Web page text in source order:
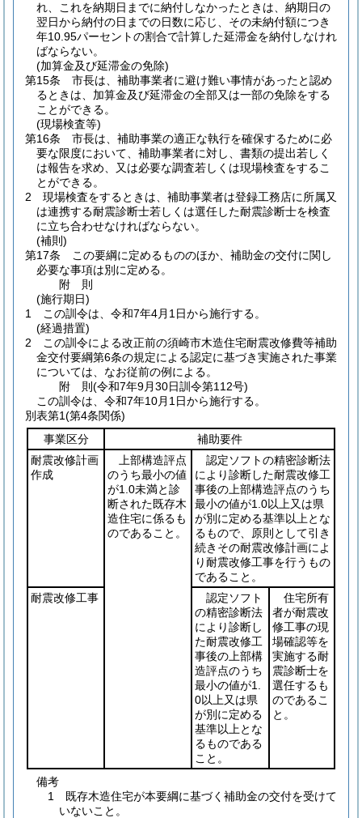
れ、これを納期日までに納付しなかったときは、納期日の
翌日から納付の日までの日数に応じ、その未納付額につき
年10.95パーセントの割合で計算した延滞金を納付しなけれ
ばならない。
(加算金及び延滞金の免除)
第15条
市長は、補助事業者に避け難い事情があったと認め
るときは、加算金及び延滞金の全部又は一部の免除をする
ことができる。
(現場検査等)
第16条
市長は、補助事業の適正な執行を確保するために必
要な限度において、補助事業者に対し、書類の提出若しく
は報告を求め、又は必要な調査若しくは現場検査をするこ
とができる。
2
現場検査をするときは、補助事業者は登録工務店に所属又
は連携する耐震診断士若しくは選任した耐震診断士を検査
に立ち合わせなければならない。
(補則)
第17条
この要綱に定めるもののほか、補助金の交付に関し
必要な事項は別に定める。
附 則
(施行期日)
1
この訓令は、令和7年4月1日から施行する。
(経過措置)
2
この訓令による改正前の須崎市木造住宅耐震改修費等補助
金交付要綱第6条の規定による認定に基づき実施された事業
については、なお従前の例による。
附 則(令和7年9月30日訓令第112号)
この訓令は、令和7年10月1日から施行する。
別表第1(第4条関係)
事業区分
補助要件
耐震改修計画
作成
上部構造評点
のうち最小の値
が1.0未満と診
断された既存木
造住宅に係るも
のであること。
認定ソフトの精密診断法
により診断した耐震改修工
事後の上部構造評点のうち
最小の値が1.0以上又は県
が別に定める基準以上とな
るもので、原則として引き
続きその耐震改修計画によ
り耐震改修工事を行うもの
であること。
耐震改修工事
認定ソフト
の精密診断法
により診断し
た耐震改修工
事後の上部構
造評点のうち
最小の値が1.
0以上又は県
が別に定める
基準以上とな
るものである
こと。
住宅所有
者が耐震改
修工事の現
場確認等を
実施する耐
震診断士を
選任するも
のであるこ
と。
備考
1 既存木造住宅が本要綱に基づく補助金の交付を受けて
いないこと。